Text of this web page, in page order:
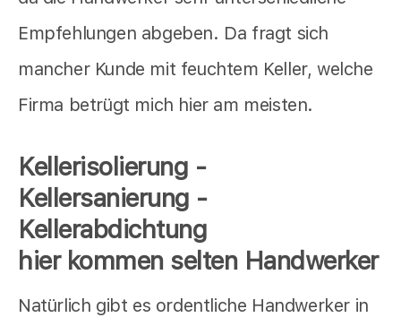
Empfehlungen abgeben. Da fragt sich
mancher Kunde mit feuchtem Keller, welche
Firma betrügt mich hier am meisten.
Kellerisolierung -
Kellersanierung -
Kellerabdichtung
hier kommen selten Handwerker
Natürlich gibt es ordentliche Handwerker in